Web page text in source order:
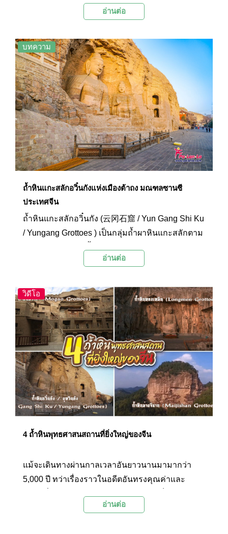
ปรากฏร่องรอยทางวัฒนธรรมและนวัตกรรมให้เห็น
งดงามวิจิตรแห่งต่างๆ ที่ถูกสรรค์สร้างขึ้นอย่างน่า
อัศจรรย์บนแผ่นดินอันไพศาลของแดนมังกร รอคอย
ให้ผู้คนเดินทางไปค้นหาและสัมผัสกับความน่า
อัศจรรย์นี้กับ 4 ถ้ำหินพุทธศาสนสถานที่ยิ่งใหญ่ของ
จีน อันได้แก่ 1. ถ้ำหินมั่วเกา 2. ถ้ำหินหลงเหมิน 3. ถ้ำ
หินยฺหวินกัง / ถ้ำหินแกะสลักอวิ๋นกัง และ 4.ถ้ำหิน
ม่ายจีซาน
อ่านต่อ
บทความ
ถ้ำหินแกะสลักอวิ๋นกังแห่งเมืองต้าถง มณฑลซานซี
ประเทศจีน
ถ้ำหินแกะสลักอวิ๋นกัง (云冈石窟 / Yun Gang Shi Ku
/ Yungang Grottoes ) เป็นกลุ่มถ้ำผาหินแกะสลักตาม
อ่านต่อ
วิดีโอ
4 ถ้ำหินพุทธศาสนสถานที่ยิ่งใหญ่ของจีน
แม้จะเดินทางผ่านกาลเวลาอันยาวนานมามากว่า
5,000 ปี ทว่าเรื่องราวในอดีตอันทรงคุณค่าและ
ปรากฏร่องรอยทางวัฒนธรรมและนวัตกรรมให้เห็น
อ่านต่อ